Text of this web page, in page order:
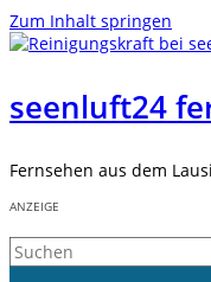
Zum Inhalt springen
seenluft24
Fernsehen aus dem
ANZEIGE